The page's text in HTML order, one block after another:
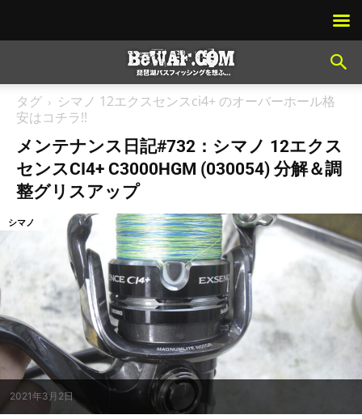
タグ
シマノ 12エクスセンスci4+ のオーバーホール格
安はコチラ!!
メンテナンス日記#732：シマノ 12エクス
センスCI4+ C3000HGM (030054) 分解＆調
整グリスアップ
2021年3月2日
シマノ